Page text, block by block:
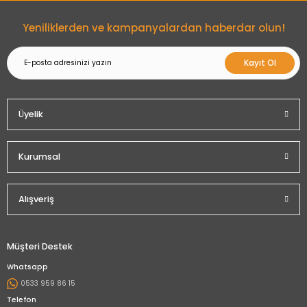
Yeniliklerden ve kampanyalardan haberdar olun!
Kayıt Ol
Üyelik
Kurumsal
Alışveriş
Müşteri Destek
Whatsapp
0533 959 86 15
Telefon